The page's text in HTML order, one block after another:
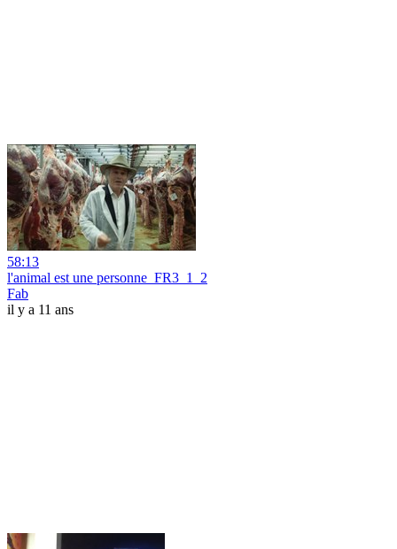
58:13
l'animal est une personne_FR3_1_2
Fab
il y a 11 ans